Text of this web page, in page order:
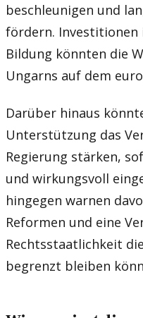
beschleunigen und
fördern.
Bildung könnten die
Ungarns auf dem
Darüber hinaus
Unterstützung das
Regierung stärken,
und wirkungsvoll
hingegen warnen
Reformen und eine
Rechtsstaatlichkeit
begrenzt bleiben